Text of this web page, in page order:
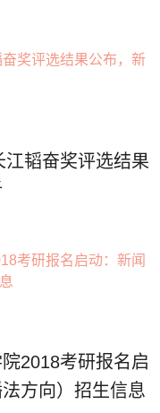
韬奋奖评选结果
2018考研报名启
方向）招生信息